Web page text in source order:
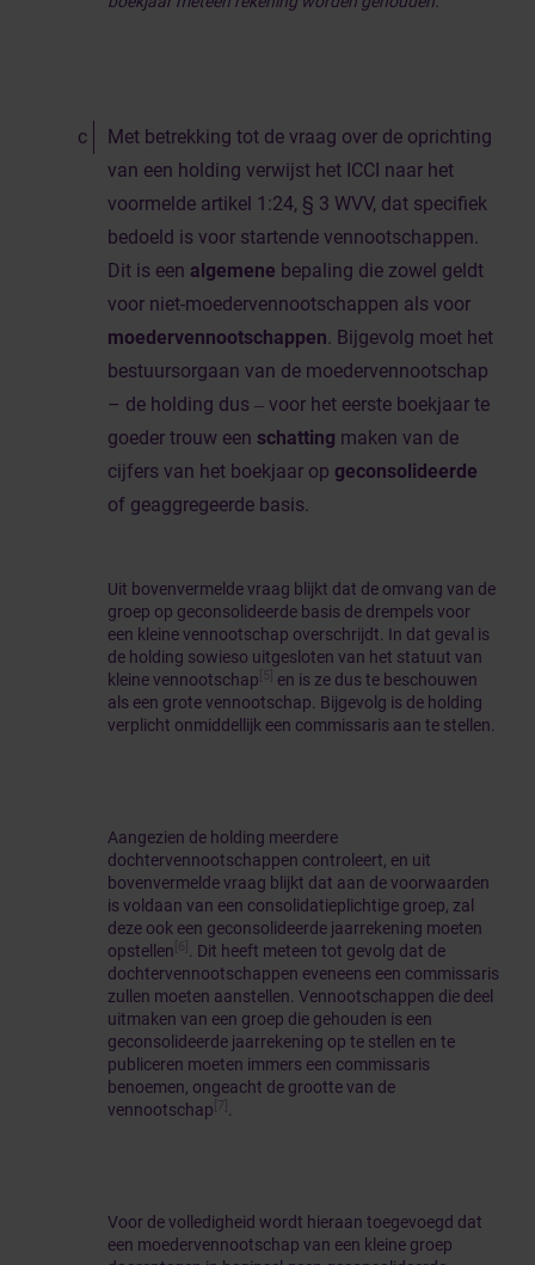
Met betrekking tot de vraag over de oprichting
van een holding verwijst het ICCI naar het
voormelde artikel 1:24, § 3 WVV, dat specifiek
bedoeld is voor startende vennootschappen.
Dit is een algemene bepaling die zowel geldt
voor niet-moedervennootschappen als voor
moedervennootschappen. Bijgevolg moet het
bestuursorgaan van de moedervennootschap
– de holding dus ‒ voor het eerste boekjaar te
goeder trouw een schatting maken van de
cijfers van het boekjaar op geconsolideerde
of geaggregeerde basis.
Uit bovenvermelde vraag blijkt dat de omvang van de
groep op geconsolideerde basis de drempels voor
een kleine vennootschap overschrijdt. In dat geval is
de holding sowieso uitgesloten van het statuut van
kleine vennootschap [5] en is ze dus te beschouwen
als een grote vennootschap. Bijgevolg is de holding
verplicht onmiddellijk een commissaris aan te stellen.
Aangezien de holding meerdere
dochtervennootschappen controleert, en uit
bovenvermelde vraag blijkt dat aan de voorwaarden
is voldaan van een consolidatieplichtige groep, zal
deze ook een geconsolideerde jaarrekening moeten
opstellen [6]
. Dit heeft meteen tot gevolg dat de
dochtervennootschappen eveneens een commissaris
zullen moeten aanstellen. Vennootschappen die deel
uitmaken van een groep die gehouden is een
geconsolideerde jaarrekening op te stellen en te
publiceren moeten immers een commissaris
benoemen, ongeacht de grootte van de
vennootschap [7]
Voor de volledigheid wordt hieraan toegevoegd dat
een moedervennootschap van een kleine groep